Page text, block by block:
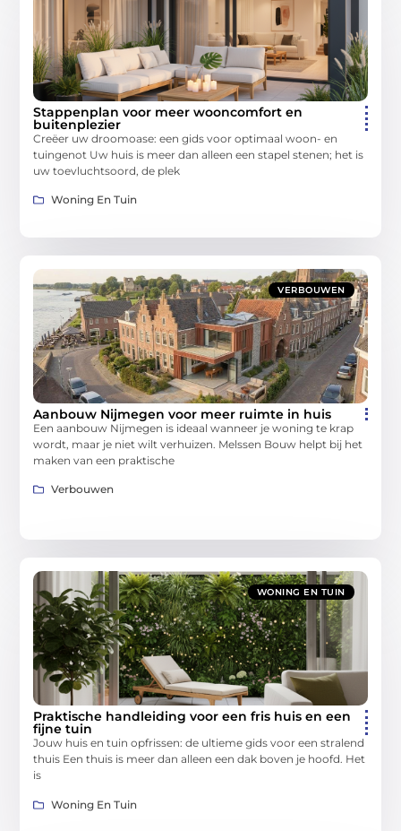
Stappenplan voor meer wooncomfort en
buitenplezier
Creëer uw droomoase: een gids voor optimaal woon- en
tuingenot Uw huis is meer dan alleen een stapel stenen; het is
uw toevluchtsoord, de plek
Woning En Tuin
VERBOUWEN
Aanbouw Nijmegen voor meer ruimte in huis
Een aanbouw Nijmegen is ideaal wanneer je woning te krap
wordt, maar je niet wilt verhuizen. Melssen Bouw helpt bij het
maken van een praktische
Verbouwen
WONING EN TUIN
Praktische handleiding voor een fris huis en een
fijne tuin
Jouw huis en tuin opfrissen: de ultieme gids voor een stralend
thuis Een thuis is meer dan alleen een dak boven je hoofd. Het
is
Woning En Tuin